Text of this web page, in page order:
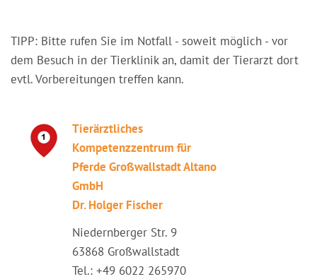
TIPP: Bitte rufen Sie im Notfall - soweit möglich - vor
dem Besuch in der Tierklinik an, damit der Tierarzt dort
evtl. Vorbereitungen treffen kann.
Tierärztliches
Kompetenzzentrum für
Pferde Großwallstadt Altano
GmbH
Dr. Holger Fischer
Niedernberger Str. 9
63868 Großwallstadt
Tel.: +49 6022 265970